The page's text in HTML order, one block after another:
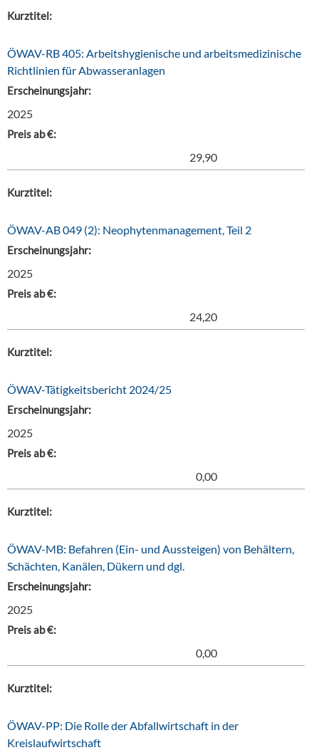
Kurztitel:
ÖWAV-RB 405: Arbeitshygienische und arbeitsmedizinische
Richtlinien für Abwasseranlagen
Erscheinungsjahr:
2025
Preis ab €:
29,90
Kurztitel:
ÖWAV-AB 049 (2): Neophytenmanagement, Teil 2
Erscheinungsjahr:
2025
Preis ab €:
24,20
Kurztitel:
ÖWAV-Tätigkeitsbericht 2024/25
Erscheinungsjahr:
2025
Preis ab €:
0,00
Kurztitel:
ÖWAV-MB: Befahren (Ein- und Aussteigen) von Behältern,
Schächten, Kanälen, Dükern und dgl.
Erscheinungsjahr:
2025
Preis ab €:
0,00
Kurztitel:
ÖWAV-PP: Die Rolle der Abfallwirtschaft in der
Kreislaufwirtschaft